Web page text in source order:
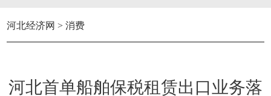
河北经济网 >消费
河北首单船舶保税租赁出口业务落